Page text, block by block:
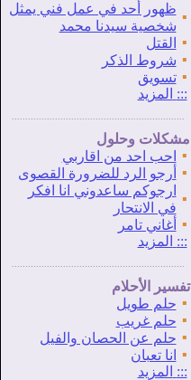
▪
ظهور أحد في عمل فني يمثل
شخصية سيدنا محمد
▪
القتل
▪ شروط الذكر
▪ تسويق
::: المزيد
مشكلات وحلول
▪
احب احد من اقاربي
▪
أرجو الرد للضرورة القصوى
▪
ارجوكم ساعدوني انا افكر
في الانتحار
▪ أغاني تامر
::: المزيد
تفسير الأحلام
▪ حلم طويل
▪ حلم غريب
▪ حلم عن الحصان والفيل
▪
انا تعبان
::: المزيد